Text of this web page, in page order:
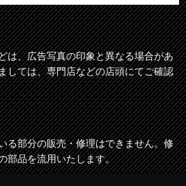
は、広告写真の印象と異なる場合があ
しては、専門店などの店頭にてご確認
る部分の販売・修理はできません。修
部品を流用いたします。